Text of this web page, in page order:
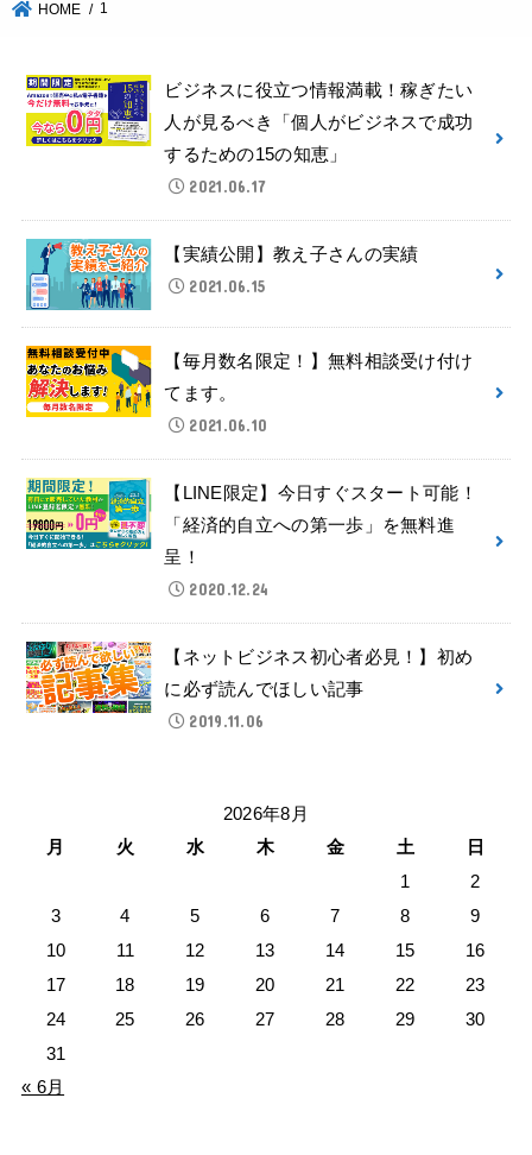
HOME 1
ビジネスに役立つ情報満載！稼ぎたい
人が見るべき「個人がビジネスで成功
するための15の知恵」
2021.06.17
【実績公開】教え子さんの実績
2021.06.15
【毎月数名限定！】無料相談受け付け
てます。
2021.06.10
【LINE限定】今日すぐスタート可能！
「経済的自立への第一歩」を無料進
呈！
2020.12.24
【ネットビジネス初心者必見！】初め
に必ず読んでほしい記事
2019.11.06
2026年8月
月
火 水 木 金 土
日
1
2
3
4 5 6 7 8
9
10
11 12 13 14 15
16
17
18 19 20 21 22
23
24
25 26 27 28 29
30
31
« 6月